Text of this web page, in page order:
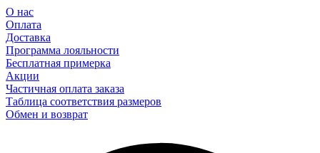
О нас
Оплата
Доставка
Программа лояльности
Бесплатная примерка
Акции
Частичная оплата заказа
Таблица соответствия размеров
Обмен и возврат